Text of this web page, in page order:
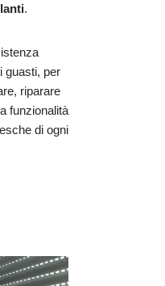
.
guasti, per
riparare
funzionalità
di ogni